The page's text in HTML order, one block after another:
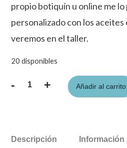
propio botiquín u online me
personalizado con los aceites
veremos en el taller.
20 disponibles
-Taller
y
+ Añadir al carrito
Descripción Información